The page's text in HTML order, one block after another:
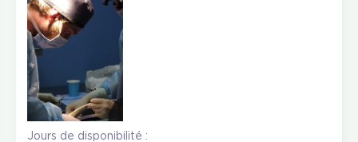
Jours de disponibilité :